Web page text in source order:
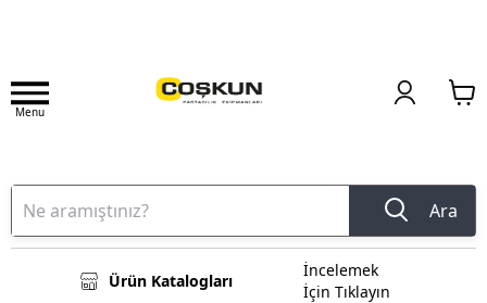
Menu
Ara
Ürün Katalogları
İncelemek
İçin Tıklayın